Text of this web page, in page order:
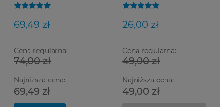
69,49 zł
Cena regularna:
74,00 zł
Najniższa cena:
69,49 zł
poparzenia skóry 50ml
26,00 zł
Cena regularna:
49,00 zł
Najniższa cena:
49,00 zł